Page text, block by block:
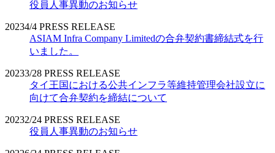
役員人事異動のお知らせ
20234/4 PRESS RELEASE
ASIAM Infra Company Limitedの合弁契約書締結式を行
いました。
20233/28 PRESS RELEASE
タイ王国における公共インフラ等維持管理会社設立に
向けて合弁契約を締結について
20232/24 PRESS RELEASE
役員人事異動のお知らせ